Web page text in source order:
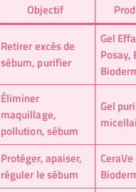
Objectif
Retirer excès de
sébum, purifier
Gel
Posay,
Éliminer
maquillage,
pollution, sébum
Gel
Protéger, apaiser,
réguler le sébum